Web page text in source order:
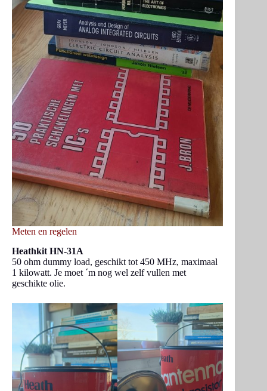
Meten en regelen
Heathkit HN-31A
50 ohm dummy load, geschikt tot 450 MHz, maximaal
1 kilowatt. Je moet ´m nog wel zelf vullen met
geschikte olie.